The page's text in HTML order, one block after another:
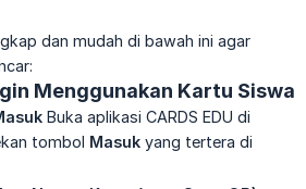
dan mudah di bawah ini agar
Menggunakan Kartu Siswa
Buka aplikasi CARDS EDU di
tombol Masuk yang tertera di